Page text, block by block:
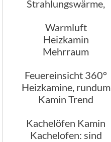
Strahlungswärme,
Warmluft
Heizkamin
Mehrraum
Warmwasserteil
Feuereinsicht 360°
Heizkamine, rundum
Kamin Trend
Kachelöfen Kamin
Kachelofen: sind